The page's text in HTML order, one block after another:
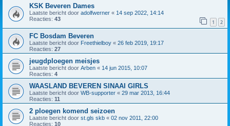
KSK Beveren Dames
Laatste bericht door adolfwerner « 14 sep 2022, 14:14
Reacties: 43 1 2
FC Bosdam Beveren
Laatste bericht door Freethielboy « 26 feb 2019, 19:17
Reacties: 27
jeugdploegen meisjes
Laatste bericht door Arben « 14 jun 2015, 10:07
Reacties: 4
WAASLAND BEVEREN SINAAI GIRLS
Laatste bericht door WB-supporter « 29 mar 2013, 16:44
Reacties: 11
2 ploegen komend seizoen
Laatste bericht door st.gls skb « 02 nov 2011, 22:00
Reacties: 10